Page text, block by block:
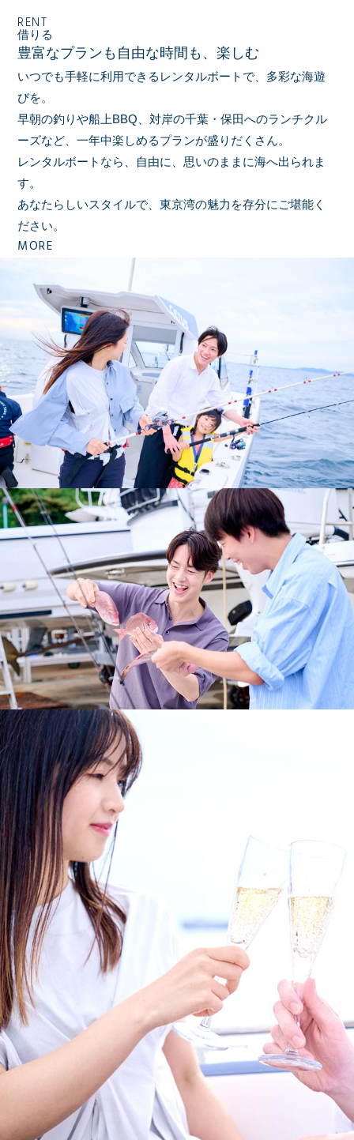
RENT
借りる
豊富なプランも自由な時間も、楽しむ
いつでも手軽に利用できるレンタルボートで、多彩な海遊
びを。
早朝の釣りや船上BBQ、対岸の千葉・保田へのランチクル
ーズなど、一年中楽しめるプランが盛りだくさん。
レンタルボートなら、自由に、思いのままに海へ出られま
す。
あなたらしいスタイルで、東京湾の魅力を存分にご堪能く
ださい。
MORE